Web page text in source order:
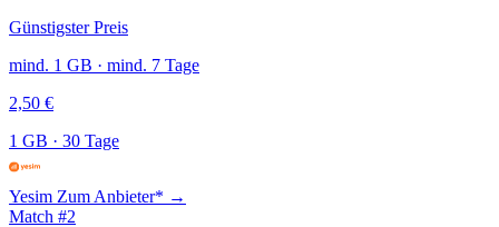
Günstigster Preis
mind. 1 GB · mind. 7 Tage
2,50 €
1 GB · 30 Tage
Yesim Zum Anbieter* →
Match #2